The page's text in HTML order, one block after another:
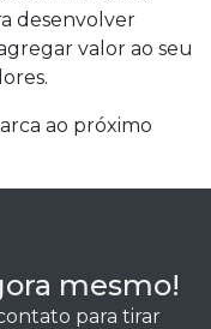
desenvolver
valor ao seu
ao próximo
mesmo!
para tirar